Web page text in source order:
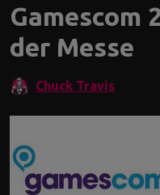
Gamescom
der Messe
Chuck Travis